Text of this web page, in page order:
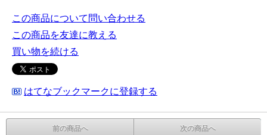
この商品について問い合わせる
この商品を友達に教える
買い物を続ける
はてなブックマークに登録する
前の商品へ 次の商品へ